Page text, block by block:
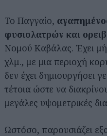
Το Παγγαίο,
φυσιολατρών και
Νομού Καβάλας. Έχει
χλμ., με μια περιοχή
δεν έχει δημιουργήσει
τέτοια ώστε να
μεγάλες υψομετρικές
Ωστόσο, παρουσιάζει